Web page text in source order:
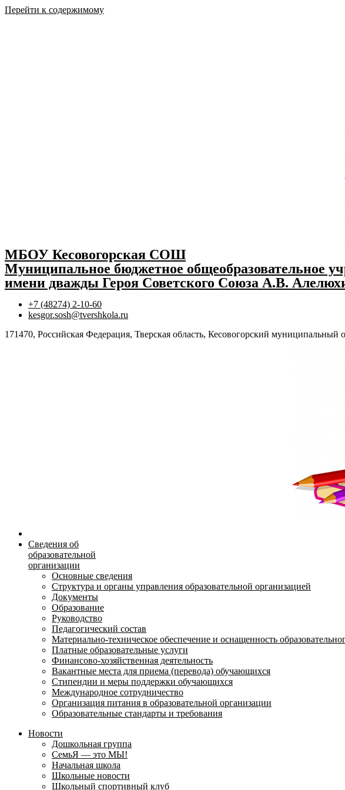
Перейти к содержимому
МБОУ Кесовогорская СОШ
Муниципальное бюджетное общеобразовательное
имени дважды Героя Советского Союза А.В.
+7 (48274) 2-10-60
kesgor.sosh@tvershkola.ru
171470, Российская Федерация, Тверская область, Кесовогорский муниципальный
Сведения об
образовательной
организации
Основные сведения
Структура и органы управления образовательной организацией
Документы
Образование
Руководство
Педагогический состав
Материально-техническое обеспечение и оснащенность
Платные образовательные услуги
Финансово-хозяйственная деятельность
Вакантные места для приема (перевода) обучающихся
Стипендии и меры поддержки обучающихся
Международное сотрудничество
Организация питания в образовательной организации
Образовательные стандарты и требования
Новости
Дошкольная группа
СемьЯ — это МЫ!
Начальная школа
Школьные новости
Школьный спортивный клуб